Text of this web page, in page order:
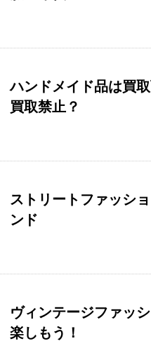
ハンドメイド品は買
買取禁止？
ストリートファッシ
ンド
ヴィンテージファッ
楽しもう！